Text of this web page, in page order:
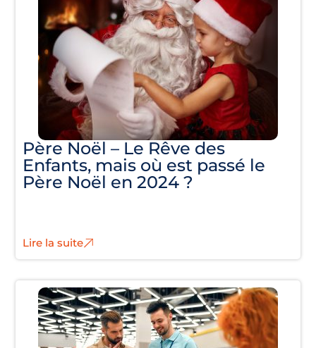
Père Noël – Le Rêve des
Enfants, mais où est passé le
Père Noël en 2024 ?
Lire la suite